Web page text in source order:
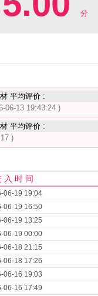
分
材 平均评价 :
06-13 19:43:24 )
材 平均评价 :
)
入 时 间
06-19 19:04
06-19 16:50
06-19 13:25
06-19 00:00
06-18 21:15
06-18 17:26
06-16 19:03
06-16 17:49